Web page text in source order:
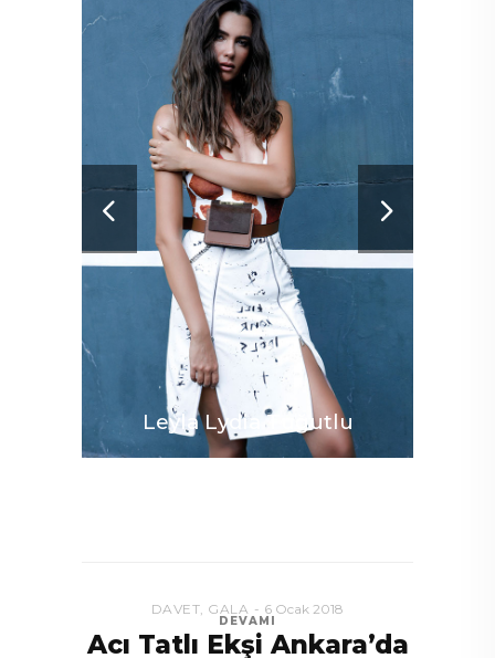
Leyla Lydia Tuğutlu
DEVAMI
DAVET, GALA 6 Ocak 2018
Acı Tatlı Ekşi Ankara’da